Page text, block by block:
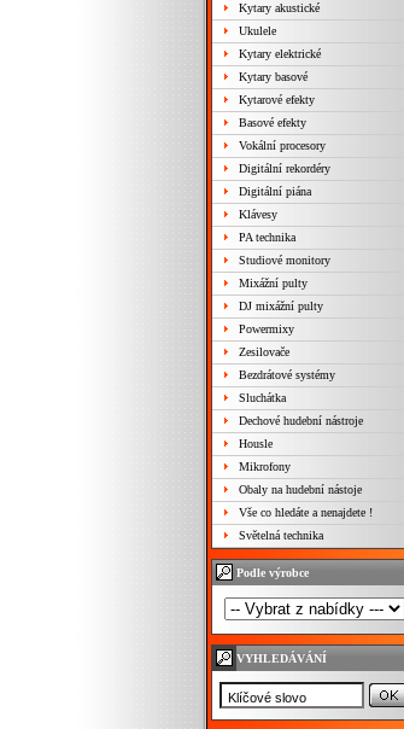
Kytary akustické
Ukulele
Kytary elektrické
Kytary basové
Kytarové efekty
Basové efekty
Vokální procesory
Digitální rekordéry
Digitální piána
Klávesy
PA technika
Studiové monitory
Mixážní pulty
DJ mixážní pulty
Powermixy
Zesilovače
Bezdrátové systémy
Sluchátka
Dechové hudební nástroje
Housle
Mikrofony
Obaly na hudební nástoje
Vše co hledáte a nenajdete !
Světelná technika
Podle výrobce
VYHLEDÁVÁNÍ